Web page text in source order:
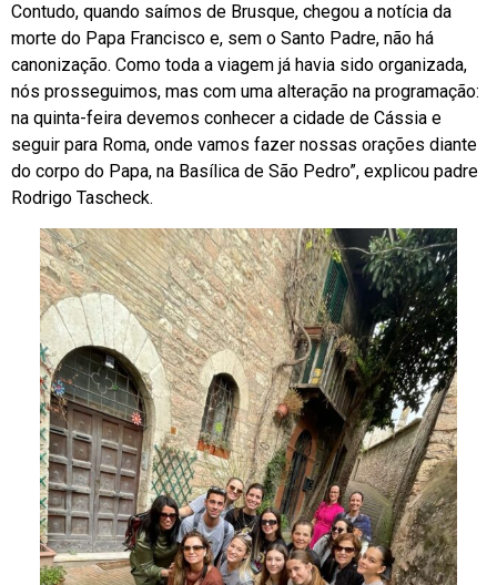
Contudo, quando saímos de Brusque, chegou a notícia da
morte do Papa Francisco e, sem o Santo Padre, não há
canonização. Como toda a viagem já havia sido organizada,
nós prosseguimos, mas com uma alteração na programação:
na quinta-feira devemos conhecer a cidade de Cássia e
seguir para Roma, onde vamos fazer nossas orações diante
do corpo do Papa, na Basílica de São Pedro”, explicou padre
Rodrigo Tascheck.